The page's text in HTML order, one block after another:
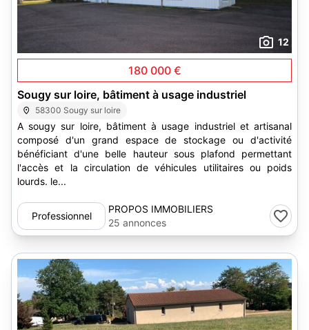
12
180 000 €
Sougy sur loire, bâtiment à usage industriel
58300 Sougy sur loire
A sougy sur loire, bâtiment à usage industriel et artisanal
composé d'un grand espace de stockage ou d'activité
bénéficiant d'une belle hauteur sous plafond permettant
l'accès et la circulation de véhicules utilitaires ou poids
lourds. le...
Professionnel
PROPOS IMMOBILIERS
25 annonces